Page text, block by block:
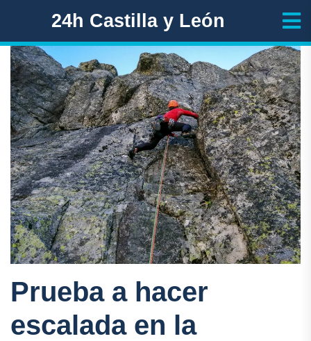
24h Castilla y León
Prueba a hacer
escalada en la